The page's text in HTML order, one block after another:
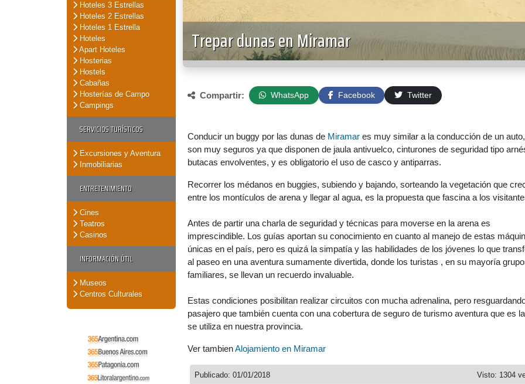
Hoteles 3 Estrellas
Hoteles 2 Estrellas
Hoteles 1 Estrella
Hoteles
Apart Hoteles
Hosterias
Hostels
Cabañas
Hosterías de Campo
Campings
SERVICIOS TURÍSTICOS
Excursiones y Aventura
Inmobiliarias
ENTRETENIMIENTO
Cines
Teatros
Casinos
INFORMACIÓN ÚTIL
Museos
Centros Culturales
Trepar dunas en Miramar
Compartir: WhatsApp Facebook Twitter
Conducir un buggy por las dunas de Miramar es muy similar a la conducción de un
son muy seguros ya que disponen de jaula antivuelco, cinturones de seguridad tipo
butacas envolventes, y es obligatorio el uso de casco y antiparras.
Recorrer los médanos en buggies, subiendo y bajando, sorteando la vegetación que
entre los montículos de arena y llegar al agua, es la propuesta que fascina a los
Antes de partir una charla de seguridad y técnicas para moverse en la arena es
imprescindible. Los guías aportan su conocimiento en cuanto al manejo de estas
únicas en el país, pero es quizá la simpatía y las habilidades de los jóvenes lo que
al paseo en una aventura sumamente divertida, donde los turistas , en su mayoría
familiares, se llevan un recuerdo invaluable.
Estas condiciones posibilitan realizar circuitos con mucha adrenalina, pero
pasajero que también cuenta con una cobertura de seguro de turismo aventura que es
se utiliza en nuestra provincia.
Ver tambienAlojamiento en Miramar
Visto: 1304
Publicado: 01/01/2018